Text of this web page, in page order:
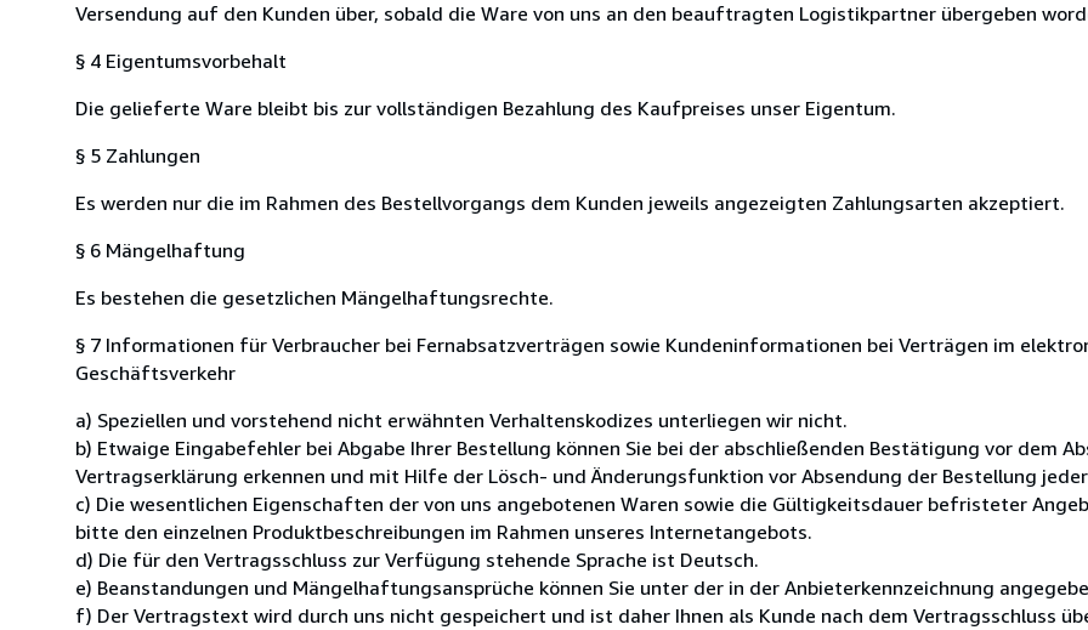
Versendung auf den Kunden über, sobald die Ware von uns an den beauftragten Logistikpartner übergeben
§ 4 Eigentumsvorbehalt
Die gelieferte Ware bleibt bis zur vollständigen Bezahlung des Kaufpreises unser Eigentum.
§ 5 Zahlungen
Es werden nur die im Rahmen des Bestellvorgangs dem Kunden jeweils angezeigten Zahlungsarten akzeptiert.
§ 6 Mängelhaftung
Es bestehen die gesetzlichen Mängelhaftungsrechte.
§ 7 Informationen für Verbraucher bei Fernabsatzverträgen sowie Kundeninformationen bei Verträgen im
Geschäftsverkehr
a) Speziellen und vorstehend nicht erwähnten Verhaltenskodizes unterliegen wir nicht.
b) Etwaige Eingabefehler bei Abgabe Ihrer Bestellung können Sie bei der abschließenden Bestätigung vor dem
Vertragserklärung erkennen und mit Hilfe der Lösch- und Änderungsfunktion vor Absendung der Bestellung
c) Die wesentlichen Eigenschaften der von uns angebotenen Waren sowie die Gültigkeitsdauer befristeter
bitte den einzelnen Produktbeschreibungen im Rahmen unseres Internetangebots.
d) Die für den Vertragsschluss zur Verfügung stehende Sprache ist Deutsch.
e) Beanstandungen und Mängelhaftungsansprüche können Sie unter der in der Anbieterkennzeichnung
f) Der Vertragstext wird durch uns nicht gespeichert und ist daher Ihnen als Kunde nach dem Vertragsschluss